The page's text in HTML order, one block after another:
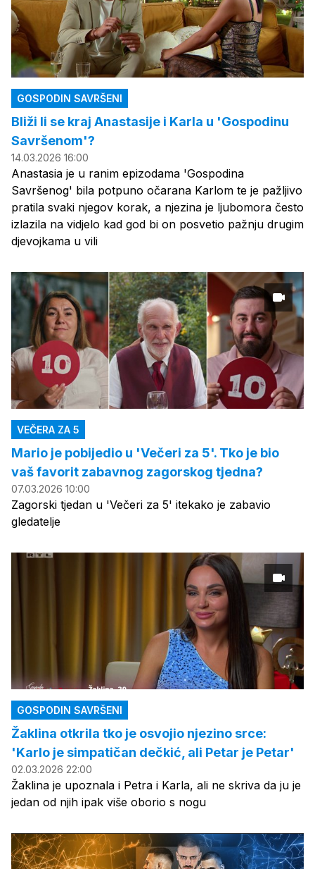
GOSPODIN SAVRŠENI
Bliži li se kraj Anastasije i Karla u 'Gospodinu
Savršenom'?
14.03.2026 16:00
Anastasia je u ranim epizodama 'Gospodina
Savršenog' bila potpuno očarana Karlom te je pažljivo
pratila svaki njegov korak, a njezina je ljubomora često
izlazila na vidjelo kad god bi on posvetio pažnju drugim
djevojkama u vili
VEČERA ZA 5
Mario je pobijedio u 'Večeri za 5'. Tko je bio
vaš favorit zabavnog zagorskog tjedna?
07.03.2026 10:00
Zagorski tjedan u 'Večeri za 5' itekako je zabavio
gledatelje
GOSPODIN SAVRŠENI
Žaklina otkrila tko je osvojio njezino srce:
'Karlo je simpatičan dečkić, ali Petar je Petar'
02.03.2026 22:00
Žaklina je upoznala i Petra i Karla, ali ne skriva da ju je
jedan od njih ipak više oborio s nogu